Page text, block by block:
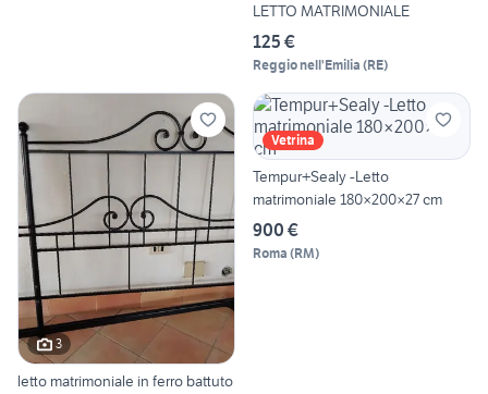
LETTO MATRIMONIALE
125 €
Reggio nell'Emilia (RE)
3
letto matrimoniale in ferro battuto
Vetrina
Tempur+Sealy -Letto
matrimoniale 180×200×27 cm
900 €
Roma (RM)